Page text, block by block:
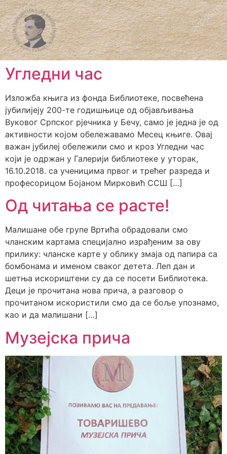
Угледни час
Изложба књига из фонда Библиотеке, посвећена
јубилијеју 200-те годишњице од објављивања
Вуковог Српског рјечника у Бечу, само је једна је од
активности којом обележавамо Месец књиге. Овај
важан јубилеј обележили смо и кроз Угледни час
који је одржан у Галерији библиотеке у уторак,
16.10.2018. са ученицима првог и трећег разреда и
професорицом Бојаном Мирковић ССШ […]
Од читања се расте!
Малишане обе групе Вртића обрадовали смо
чланским картама специјално израђеним за ову
прилику: чланске карте у облику змаја од папира са
бомбонама и именом сваког детета. Леп дан и
шетња искориштени су да се посети Библиотека.
Деци је прочитана нова прича, а разговор о
прочитаном искористили смо да се боље упознамо,
као и да малишани […]
Музејска прича